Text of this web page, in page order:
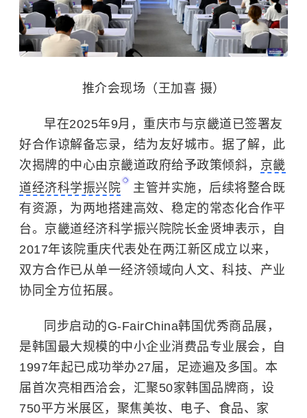
推介会现场（王加喜 摄）
早在2025年9月，重庆市与京畿道已签署友
好合作谅解备忘录，结为友好城市。据了解，此
次揭牌的中心由京畿道政府给予政策倾斜， 京畿
道经济科学振兴院
主管并实施，后续将整合既
有资源，为两地搭建高效、稳定的常态化合作平
台。京畿道经济科学振兴院院长金贤坤表示，自
2017年该院重庆代表处在两江新区成立以来，
双方合作已从单一经济领域向人文、科技、产业
协同全方位拓展。
同步启动的G-FairChina韩国优秀商品展，
是韩国最大规模的中小企业消费品专业展会，自
1997年起已成功举办27届，足迹遍及多国。本
届首次亮相西洽会，汇聚50家韩国品牌商，设
750平方米展区，聚焦美妆、电子、食品、家